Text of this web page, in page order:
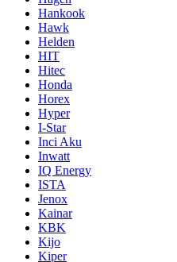
Hankook
Hawk
Helden
HIT
Hitec
Honda
Horex
Hyper
I-Star
Inci Aku
Inwatt
IQ Energy
ISTA
Jenox
Kainar
KBK
Kijo
Kiper